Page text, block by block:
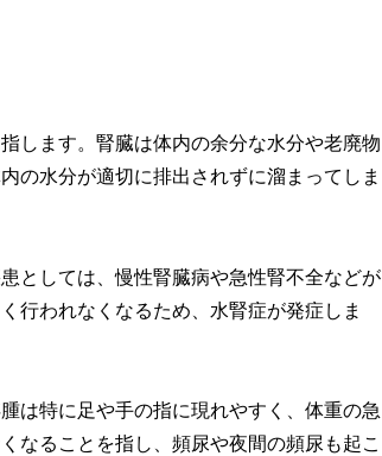
します。腎臓は体内の余分な水分や老廃物
の水分が適切に排出されずに溜まってしま
としては、慢性腎臓病や急性腎不全などが
行われなくなるため、水腎症が発症しま
は特に足や手の指に現れやすく、体重の急
なることを指し、頻尿や夜間の頻尿も起こ